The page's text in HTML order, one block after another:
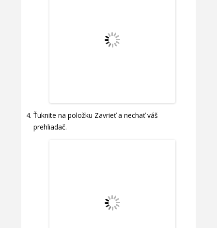
Ťuknite na položku Zavrieť a nechať váš
prehliadač.